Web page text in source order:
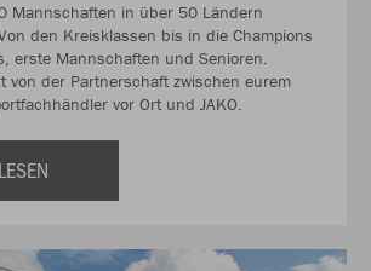
Mannschaften in über 50 Ländern
den Kreisklassen bis in die Champions
erste Mannschaften und Senioren.
von der Partnerschaft zwischen eurem
vor Ort und JAKO.